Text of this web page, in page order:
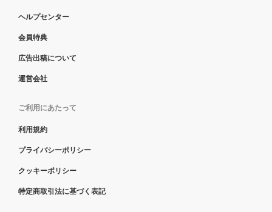
ヘルプセンター
会員特典
広告出稿について
運営会社
ご利用にあたって
利用規約
プライバシーポリシー
クッキーポリシー
特定商取引法に基づく表記